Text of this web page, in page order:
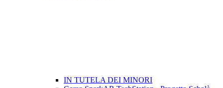
IN TUTELA DEI MINORI